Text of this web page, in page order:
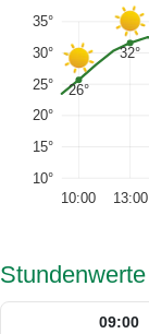
10°
15°
20°
25°
30°
35°
26°
32°
10:00 13:00
09:00